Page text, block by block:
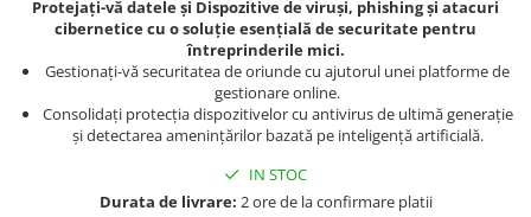
Protejați-vă datele și Dispozitive de viruși, phishing și atacuri
cibernetice cu o soluție esențială de securitate pentru
întreprinderile mici.
Gestionați-vă securitatea de oriunde cu ajutorul unei platforme de
gestionare online.
Consolidați protecția dispozitivelor cu antivirus de ultimă generație
și detectarea amenințărilor bazată pe inteligență artificială.
IN STOC
Durata de livrare: 2 ore de la confirmare platii